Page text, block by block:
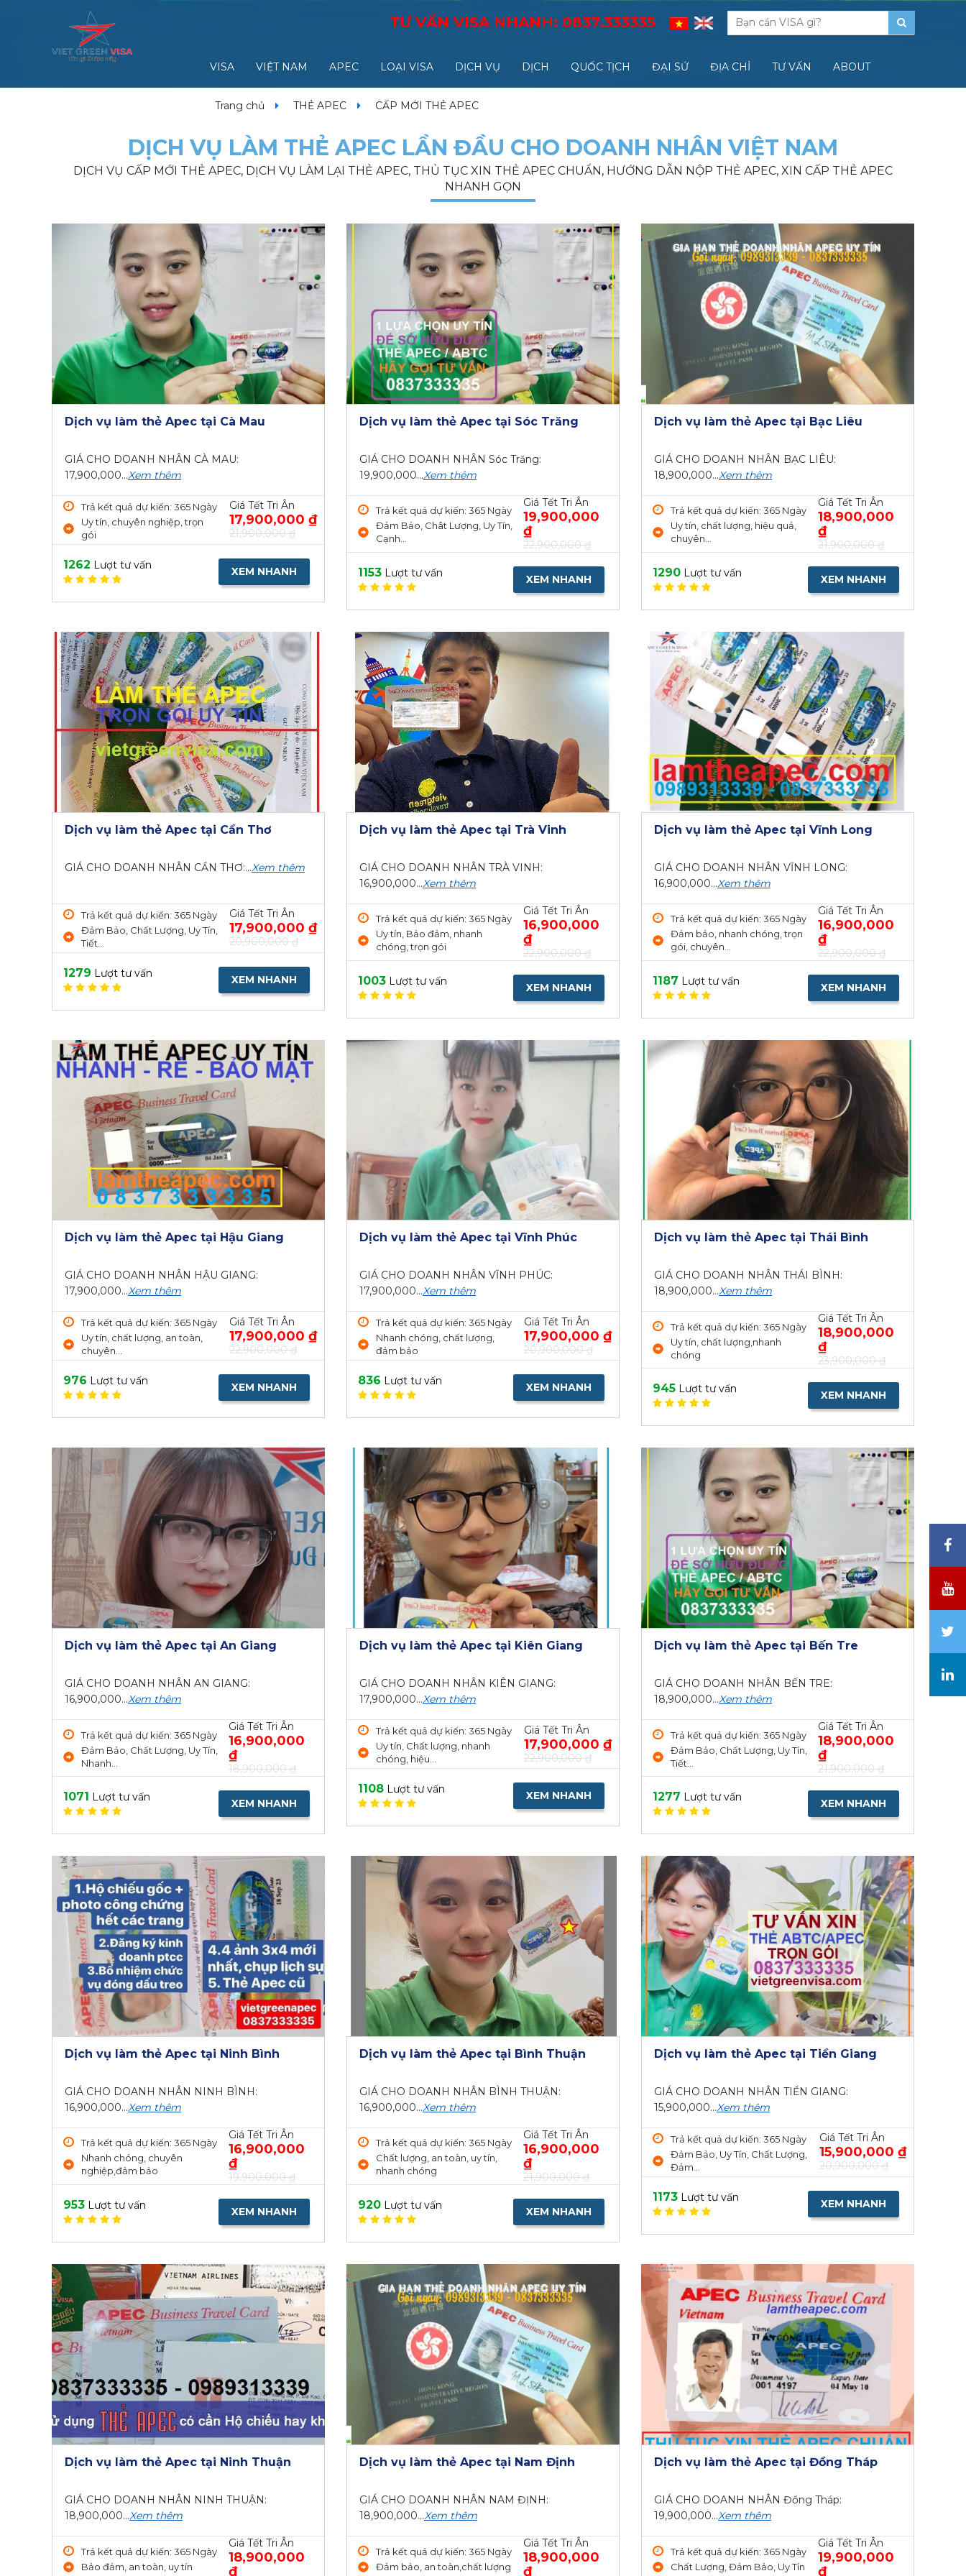
TƯ VẤN VISA NHANH: 0837.333335
VISA VIỆT NAM APEC LOẠI VISA DỊCH VỤ DỊCH QUỐC TỊCH ĐẠI SỨ ĐỊA CHỈ TƯ VẤN ABOUT
Trang chủ THẺ APEC CẤP MỚI THẺ APEC
DỊCH VỤ LÀM THẺ APEC LẦN ĐẦU CHO DOANH NHÂN VIỆT NAM
DỊCH VỤ CẤP MỚI THẺ APEC, DỊCH VỤ LÀM LẠI THẺ APEC, THỦ TỤC XIN THẺ APEC CHUẨN, HƯỚNG DẪN NỘP THẺ APEC, XIN CẤP THẺ APEC
NHANH GỌN
Dịch vụ làm thẻ Apec tại Cà Mau
GIÁ CHO DOANH NHÂN CÀ MAU:
17,900,000...Xem thêm
Trả kết quả dự kiến: 365 Ngày
Uy tín, chuyên nghiệp, trọn
gói
Giá Tết Tri Ân
17,900,000 ₫
21,900,000 ₫
1262 Lượt tư vấn XEM NHANH
Dịch vụ làm thẻ Apec tại Sóc Trăng
GIÁ CHO DOANH NHÂN Sóc Trăng:
19,900,000...Xem thêm
Trả kết quả dự kiến: 365 Ngày
Đảm Bảo, Chât Lượng, Uy Tín,
Cạnh...
Giá Tết Tri Ân
19,900,000
₫
22,900,000 ₫
1153Lượt tư vấn XEM NHANH
Dịch vụ làm thẻ Apec tại Bạc Liêu
GIÁ CHO DOANH NHÂN BẠC LIÊU:
18,900,000...Xem thêm
Trả kết quả dự kiến: 365 Ngày
Uy tín, chất lượng, hiệu quả,
chuyên...
Giá Tết Tri Ân
18,900,000
₫
21,900,000 ₫
1290Lượt tư vấn XEM NHANH
Dịch vụ làm thẻ Apec tại Cần Thơ
GIÁ CHO DOANH NHÂN CẦN THƠ:...Xem thêm
Trả kết quả dự kiến: 365 Ngày
Đảm Bảo, Chất Lượng, Uy Tín,
Tiết...
Giá Tết Tri Ân
17,900,000 ₫
20,900,000 ₫
1279 Lượt tư vấn XEM NHANH
Dịch vụ làm thẻ Apec tại Trà Vinh
GIÁ CHO DOANH NHÂN TRÀ VINH:
16,900,000...Xem thêm
Trả kết quả dự kiến: 365 Ngày
Uy tín, Bảo đảm, nhanh
chóng, trọn gói
Giá Tết Tri Ân
16,900,000
₫
22,900,000 ₫
1003Lượt tư vấn XEM NHANH
Dịch vụ làm thẻ Apec tại Vĩnh Long
GIÁ CHO DOANH NHÂN VĨNH LONG:
16,900,000...Xem thêm
Trả kết quả dự kiến: 365 Ngày
Đảm bảo, nhanh chóng, trọn
gói, chuyên...
Giá Tết Tri Ân
16,900,000
₫
22,900,000 ₫
1187 Lượt tư vấn XEM NHANH
Dịch vụ làm thẻ Apec tại Hậu Giang
GIÁ CHO DOANH NHÂN HẬU GIANG:
17,900,000...Xem thêm
Trả kết quả dự kiến: 365 Ngày
Uy tín, chất lượng, an toàn,
chuyên...
Giá Tết Tri Ân
17,900,000 ₫
22,900,000 ₫
976 Lượt tư vấn XEM NHANH
Dịch vụ làm thẻ Apec tại Vĩnh Phúc
GIÁ CHO DOANH NHÂN VĨNH PHÚC:
17,900,000...Xem thêm
Trả kết quả dự kiến: 365 Ngày
Nhanh chóng, chất lượng,
đảm bảo
Giá Tết Tri Ân
17,900,000 ₫
20,900,000 ₫
836 Lượt tư vấn XEM NHANH
Dịch vụ làm thẻ Apec tại Thái Bình
GIÁ CHO DOANH NHÂN THÁI BÌNH:
18,900,000...Xem thêm
Trả kết quả dự kiến: 365 Ngày
Uy tín, chất lượng,nhanh
chóng
Giá Tết Tri Ân
18,900,000
₫
23,900,000 ₫
945Lượt tư vấn XEM NHANH
Dịch vụ làm thẻ Apec tại An Giang
GIÁ CHO DOANH NHÂN AN GIANG:
16,900,000...Xem thêm
Trả kết quả dự kiến: 365 Ngày
Đảm Bảo, Chất Lượng, Uy Tín,
Nhanh...
Giá Tết Tri Ân
16,900,000
₫
18,900,000 ₫
1071 Lượt tư vấn XEM NHANH
Dịch vụ làm thẻ Apec tại Kiên Giang
GIÁ CHO DOANH NHÂN KIÊN GIANG:
17,900,000...Xem thêm
Trả kết quả dự kiến: 365 Ngày
Uy tín, Chất lượng, nhanh
chóng, hiệu...
Giá Tết Tri Ân
17,900,000 ₫
22,900,000 ₫
1108Lượt tư vấn XEM NHANH
Dịch vụ làm thẻ Apec tại Bến Tre
GIÁ CHO DOANH NHÂN BẾN TRE:
18,900,000...Xem thêm
Trả kết quả dự kiến: 365 Ngày
Đảm Bảo, Chất Lượng, Uy Tín,
Tiết...
Giá Tết Tri Ân
18,900,000
₫
21,900,000 ₫
1277 Lượt tư vấn XEM NHANH
Dịch vụ làm thẻ Apec tại Ninh Bình
GIÁ CHO DOANH NHÂN NINH BÌNH:
16,900,000...Xem thêm
Trả kết quả dự kiến: 365 Ngày
Nhanh chóng, chuyên
nghiệp,đảm bảo
Giá Tết Tri Ân
16,900,000
₫
19,900,000 ₫
953 Lượt tư vấn XEM NHANH
Dịch vụ làm thẻ Apec tại Bình Thuận
GIÁ CHO DOANH NHÂN BÌNH THUẬN:
16,900,000...Xem thêm
Trả kết quả dự kiến: 365 Ngày
Chất lượng, an toàn, uy tín,
nhanh chóng
Giá Tết Tri Ân
16,900,000
₫
21,900,000 ₫
920Lượt tư vấn XEM NHANH
Dịch vụ làm thẻ Apec tại Tiền Giang
GIÁ CHO DOANH NHÂN TIỀN GIANG:
15,900,000...Xem thêm
Trả kết quả dự kiến: 365 Ngày
Đảm Bảo, Uy Tín, Chất Lượng,
Đảm...
Giá Tết Tri Ân
15,900,000 ₫
20,900,000 ₫
1173Lượt tư vấn XEM NHANH
Dịch vụ làm thẻ Apec tại Ninh Thuận
GIÁ CHO DOANH NHÂN NINH THUẬN:
18,900,000...Xem thêm
Trả kết quả dự kiến: 365 Ngày
Bảo đảm, an toàn, uy tín
Giá Tết Tri Ân
18,900,000
₫
Dịch vụ làm thẻ Apec tại Nam Định
GIÁ CHO DOANH NHÂN NAM ĐỊNH:
18,900,000...Xem thêm
Trả kết quả dự kiến: 365 Ngày
Đảm bảo, an toàn,chất lượng
Giá Tết Tri Ân
18,900,000
₫
Dịch vụ làm thẻ Apec tại Đồng Tháp
GIÁ CHO DOANH NHÂN Đồng Tháp:
19,900,000...Xem thêm
Trả kết quả dự kiến: 365 Ngày
Chất Lượng, Đảm Bảo, Uy Tín
Giá Tết Tri Ân
19,900,000
₫